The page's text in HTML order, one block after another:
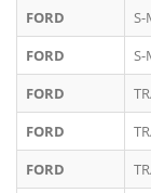
FORD
S-
FORD
S-
FORD
FORD
FORD